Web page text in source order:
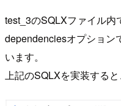
test_3のSQLXファイル内
dependenciesオプション
います。
上記のSQLXを実装すると